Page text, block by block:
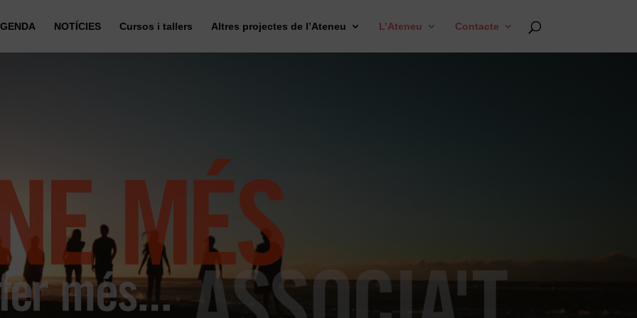
NOTÍCIES Cursos i tallers Altres projectes de l’Ateneu L’Ateneu Contacte